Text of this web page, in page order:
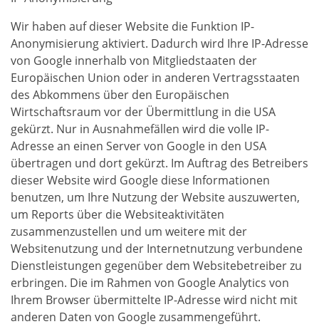
Wir haben auf dieser Website die Funktion IP-
Anonymisierung aktiviert. Dadurch wird Ihre IP-Adresse
von Google innerhalb von Mitgliedstaaten der
Europäischen Union oder in anderen Vertragsstaaten
des Abkommens über den Europäischen
Wirtschaftsraum vor der Übermittlung in die USA
gekürzt. Nur in Ausnahmefällen wird die volle IP-
Adresse an einen Server von Google in den USA
übertragen und dort gekürzt. Im Auftrag des Betreibers
dieser Website wird Google diese Informationen
benutzen, um Ihre Nutzung der Website auszuwerten,
um Reports über die Websiteaktivitäten
zusammenzustellen und um weitere mit der
Websitenutzung und der Internetnutzung verbundene
Dienstleistungen gegenüber dem Websitebetreiber zu
erbringen. Die im Rahmen von Google Analytics von
Ihrem Browser übermittelte IP-Adresse wird nicht mit
anderen Daten von Google zusammengeführt.